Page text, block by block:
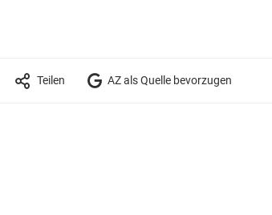
Teilen AZ als Quelle bevorzugen